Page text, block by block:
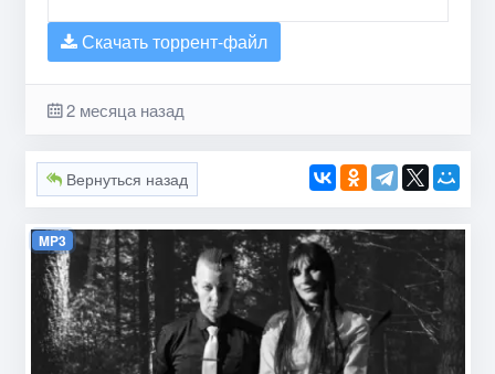
Скачать торрент-файл
2 месяца назад
Вернуться назад
MP3